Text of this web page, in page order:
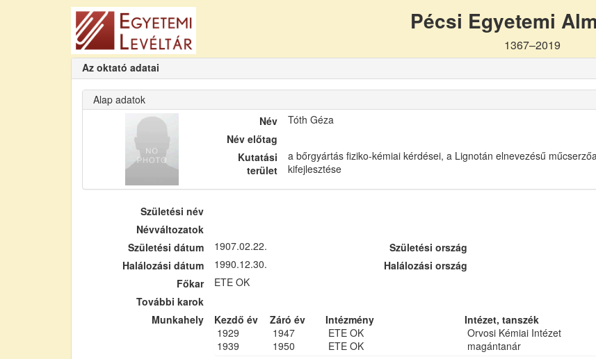
Pécsi Egyetemi
1367–2019
Az oktató adatai
Alap adatok
Név
Tóth Géza
Név előtag
Kutatási
terület
a bőrgyártás fiziko-kémiai kérdései, a Lignotán elnevezésű
kifejlesztése
Születési név
Névváltozatok
Születési dátum
1907.02.22. Születési ország
Halálozási dátum
1990.12.30. Halálozási ország
Főkar
ETE OK
További karok
Munkahely
Kezdő év Záró év Intézmény
Intézet, tanszék
1929
1947 ETE OK
Orvosi Kémiai Intézet
1939
1950 ETE OK
magántanár